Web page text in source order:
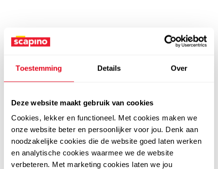
Toestemming Details Over
Deze website maakt gebruik van cookies
Cookies, lekker en functioneel. Met cookies maken we
onze website beter en persoonlijker voor jou. Denk aan
noodzakelijke cookies die de website goed laten werken
en analytische cookies waarmee we de website
verbeteren. Met marketing cookies laten we jou